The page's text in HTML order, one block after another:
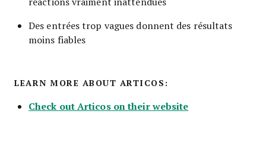
Des entrées trop vagues donnent des résultats
moins fiables
LEARN MORE ABOUT ARTICOS:
Check out Articos on their website